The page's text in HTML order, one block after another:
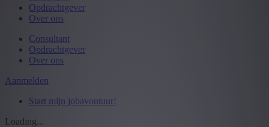
Opdrachtgever
Over ons
Consultant
Opdrachtgever
Over ons
Aanmelden
Start mijn jobavontuur!
Loading...